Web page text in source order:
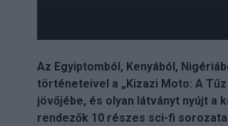
Az Egyiptomból, Kenyából,
történeteivel a „Kizazi Moto: A
jövőjébe, és olyan látványt nyújt a
rendezők 10 részes sci-fi